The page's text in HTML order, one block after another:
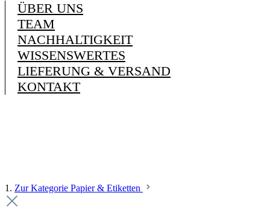
ÜBER UNS
TEAM
NACHHALTIGKEIT
WISSENSWERTES
LIEFERUNG & VERSAND
KONTAKT
1. Zur Kategorie Papier & Etiketten